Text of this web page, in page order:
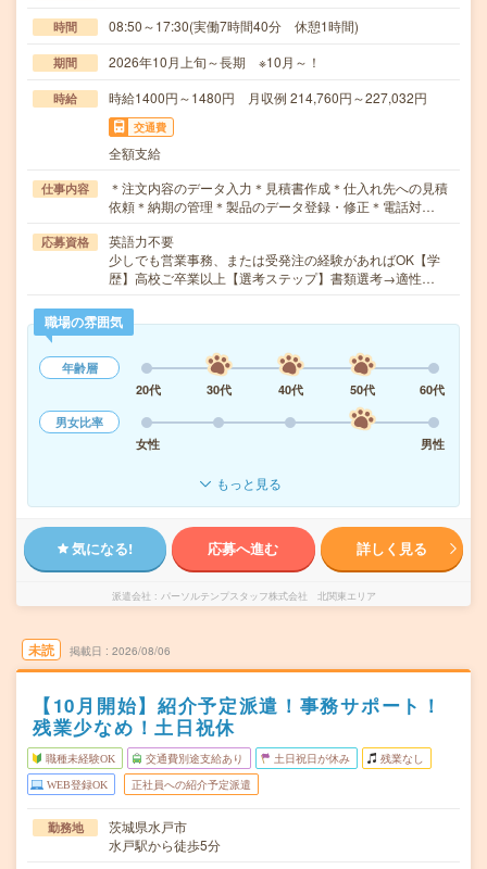
時間 08:50～17:30(実働7時間40分 休憩1時間)
期間 2026年10月上旬～長期 ※10月～！
時給 時給1400円～1480円 月収例 214,760円～227,032円
交通費
全額支給
仕事内容
＊注文内容のデータ入力＊見積書作成＊仕入れ先への見積
依頼＊納期の管理＊製品のデータ登録・修正＊電話対…
応募資格
英語力不要
少しでも営業事務、または受発注の経験があればOK【学
歴】高校ご卒業以上【選考ステップ】書類選考→適性…
職場の雰囲気
年齢層
20代
30代 40代 50代
60代
男女比率
女性
男性
もっと見る
気になる! 応募へ進む 詳しく見る
派遣会社 パーソルテンプスタッフ株式会社 北関東エリア
未読 掲載日 2026/08/06
【10月開始】紹介予定派遣！事務サポート！
残業少なめ！土日祝休
職種未経験OK 交通費別途支給あり 土日祝日が休み 残業なし
WEB登録OK 正社員への紹介予定派遣
勤務地
茨城県水戸市
水戸駅から徒歩5分